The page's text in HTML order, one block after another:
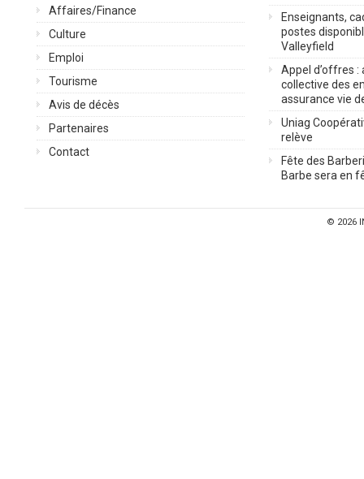
Affaires/Finance
Culture
Emploi
Tourisme
Avis de décès
Partenaires
Contact
Enseignants,
postes
Valleyfield
Appel d’offres :
collective des
assurance vie
Uniag
relève
Fête des
Barbe sera en
© 2026